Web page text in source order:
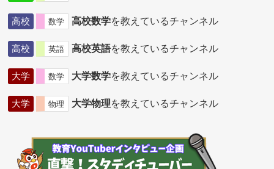
高校 数学 高校数学を教えているチャンネル
高校 英語 高校英語を教えているチャンネル
大学 数学 大学数学を教えているチャンネル
大学 物理 大学物理を教えているチャンネル